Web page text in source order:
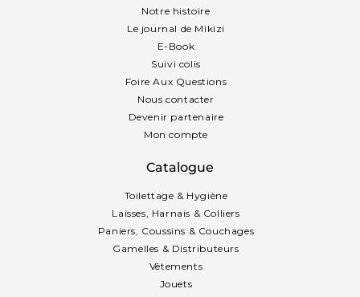
Notre histoire
Le journal de Mikizi
E-Book
Suivi colis
Foire Aux Questions
Nous contacter
Devenir partenaire
Mon compte
Catalogue
Toilettage & Hygiène
Laisses, Harnais & Colliers
Paniers, Coussins & Couchages
Gamelles & Distributeurs
Vêtements
Jouets